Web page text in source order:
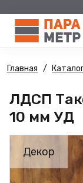
Главная
ЛДСП
10 мм УД
Декор